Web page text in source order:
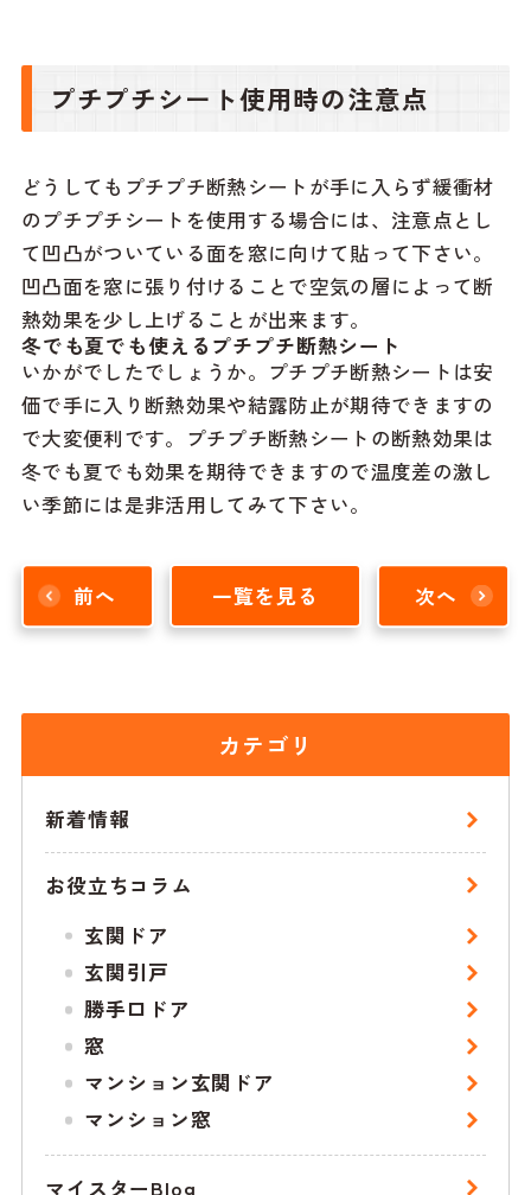
プチプチシート使用時の注意点
どうしてもプチプチ断熱シートが手に入らず緩衝材
のプチプチシートを使用する場合には、注意点とし
て凹凸がついている面を窓に向けて貼って下さい。
凹凸面を窓に張り付けることで空気の層によって断
熱効果を少し上げることが出来ます。
冬でも夏でも使えるプチプチ断熱シート
いかがでしたでしょうか。プチプチ断熱シートは安
価で手に入り断熱効果や結露防止が期待できますの
で大変便利です。プチプチ断熱シートの断熱効果は
冬でも夏でも効果を期待できますので温度差の激し
い季節には是非活用してみて下さい。
前へ 一覧を見る 次へ
カテゴリ
新着情報
お役立ちコラム
玄関ドア
玄関引戸
勝手口ドア
窓
マンション玄関ドア
マンション窓
マイスターBlog